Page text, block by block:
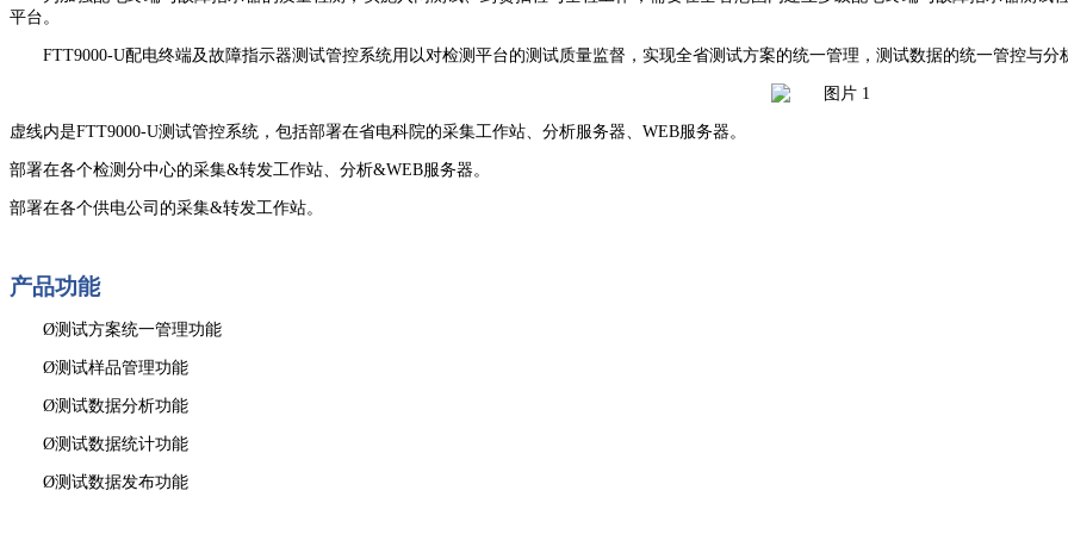
平台。
FTT9000-U配电终端及故障指示器测试管控系统用以对检测平台的测试质量监督，实现全省测试方案的统一管理，测试数据的统一管控与分
虚线内是FTT9000-U测试管控系统，包括部署在省电科院的采集工作站、分析服务器、WEB服务器。
部署在各个检测分中心的采集&转发工作站、分析&WEB服务器。
部署在各个供电公司的采集&转发工作站。
产品功能
Ø测试方案统一管理功能
Ø测试样品管理功能
Ø测试数据分析功能
Ø测试数据统计功能
Ø测试数据发布功能